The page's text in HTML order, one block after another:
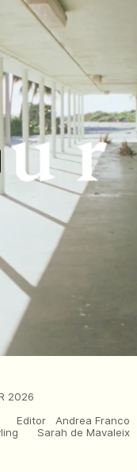
sed. Ut
quis elit in
Curabitur ultrices
dapibus eu. Nam
Aliquam erat volutpat.
2026
Andrea Franco
Sarah de